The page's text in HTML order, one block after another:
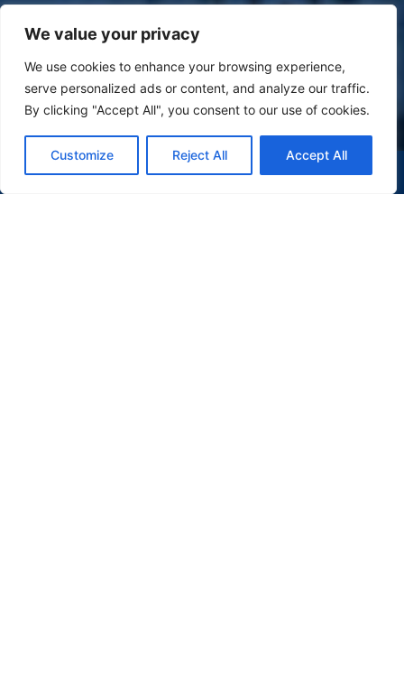
We value your privacy
We use cookies to enhance your browsing experience,
serve personalized ads or content, and analyze our traffic.
By clicking "Accept All", you consent to our use of cookies.
Customize Reject All Accept All
(47) 9 9977-7630